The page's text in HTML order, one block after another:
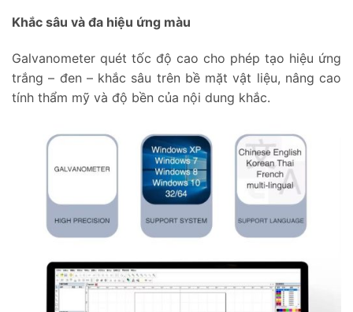
Khắc sâu và đa hiệu ứng màu
Galvanometer quét tốc độ cao cho phép tạo hiệu ứng
trắng – đen – khắc sâu trên bề mặt vật liệu, nâng cao
tính thẩm mỹ và độ bền của nội dung khắc.